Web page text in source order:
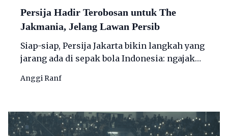
Persija Hadir Terobosan untuk The
Jakmania, Jelang Lawan Persib
Siap-siap, Persija Jakarta bikin langkah yang
jarang ada di sepak bola Indonesia: ngajak
tim
Anggi Ranf